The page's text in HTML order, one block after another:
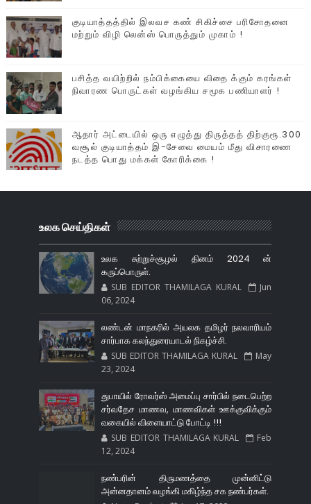
குடியாத்தத்தில் இலவச கண் சிகிச்சை பரிசோதனை
மற்றும் விழி லென்ஸ் பொருத்தும் முகாம் !
பசித்த வயிற்றில் நம்பிக்கையை விதை க்கும் கரங்கள்
நிவாரண பொருட்கள் வழங்கிய சமூக பணியாளர் !
ஆதார் அட்டையில் ஒரு எழுத்து திருத்தத் திற்குரூ.300
வசூல் குடியாத்தம் இ-சேவை மையம் மீது விசாரணை
நடத்த பொது மக்கள் கோரிக்கை !
உலக செய்திகள்
உலக சுற்றுச்சூழல் தினம் 2024 ன்
கருப்பொருள்.
SUB EDITOR THAMILAGA KURAL
Jun
06, 2024
லண்டன் மாநகரில் அயலக தமிழர் நலவாரியம்
சார்பாக கலந்துரையாடல் நிகழ்ச்சி.
SUB EDITOR THAMILAGA KURAL
May
23, 2024
துபாயில் ரோவர்ஸ் அமைப்பு சார்பில் நடைபெற்ற
சர்வதேச மாணவ, மாணவிகள் ஊக்குவிக்கும்
வகையில் விளையாட்டு போட்டி !!!
SUB EDITOR THAMILAGA KURAL
Feb
12, 2024
நண்பரின் திருமணத்தை முன்னிட்டு
அன்னதானம் வழங்கி மகிழ்ந்த சக நண்பர்கள்.